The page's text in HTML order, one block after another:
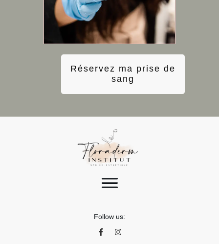
Réservez ma prise de
sang
Follow us: